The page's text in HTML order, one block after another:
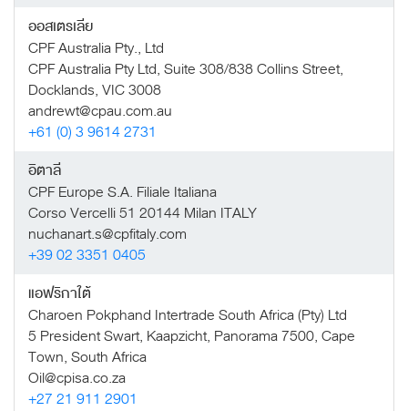
ออสเตรเลีย
CPF Australia Pty., Ltd
CPF Australia Pty Ltd, Suite 308/838 Collins Street,
Docklands, VIC 3008
andrewt@cpau.com.au
+61 (0) 3 9614 2731
อิตาลี
CPF Europe S.A. Filiale Italiana
Corso Vercelli 51 20144 Milan ITALY
nuchanart.s@cpfitaly.com
+39 02 3351 0405
แอฟริกาใต้
Charoen Pokphand Intertrade South Africa (Pty) Ltd
5 President Swart, Kaapzicht, Panorama 7500, Cape
Town, South Africa
Oil@cpisa.co.za
+27 21 911 2901